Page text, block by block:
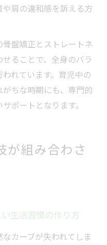
肩の違和感を訴える方
盤矯正とストレートネ
ることで、全身のバラ
れています。育児中の
ちな時期にも、専門的
ポートとなります。
が組み合わさ
生活習慣の作り方
カーブが失われてしま